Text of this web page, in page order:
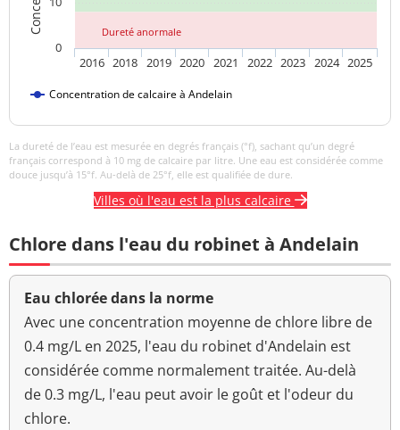
Dureté anormale
Concentration de calcaire à Andelain
2016 2018 2019 2020 2021 2022 2023 2024 2025
0
La dureté de l’eau est mesurée en degrés français (°f), sachant qu’un degré
français correspond à 10 mg de calcaire par litre. Une eau est considérée comme
douce jusqu’à 15°f. Au-delà de 25°f, elle est qualifiée de dure.
Villes où l'eau est la plus calcaire
Chlore dans l'eau du robinet à Andelain
Eau chlorée dans la norme
Avec une concentration moyenne de chlore libre de
0.4 mg/L en 2025, l'eau du robinet d'Andelain est
considérée comme normalement traitée. Au-delà
de 0.3 mg/L, l'eau peut avoir le goût et l'odeur du
chlore.